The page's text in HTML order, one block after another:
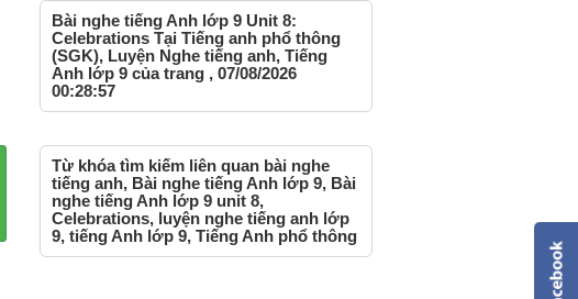
Bài nghe tiếng Anh lớp 9 Unit 8:
Celebrations Tại Tiếng anh phổ thông
(SGK), Luyện Nghe tiếng anh, Tiếng
Anh lớp 9 của trang , 07/08/2026
00:28:57
Từ khóa tìm kiếm liên quan bài nghe
tiếng anh, Bài nghe tiếng Anh lớp 9, Bài
nghe tiếng Anh lớp 9 unit 8,
Celebrations, luyện nghe tiếng anh lớp
9, tiếng Anh lớp 9, Tiếng Anh phổ thông